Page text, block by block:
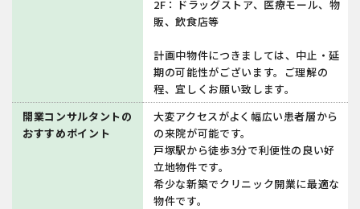
2F：ドラッグストア、医療モール、物
販、飲食店等
計画中物件につきましては、中止・延
期の可能性がございます。ご理解の
程、宜しくお願い致します。
開業コンサルタントの
おすすめポイント
大変アクセスがよく幅広い患者層から
の来院が可能です。
戸塚駅から徒歩3分で利便性の良い好
立地物件です。
希少な新築でクリニック開業に最適な
物件です。